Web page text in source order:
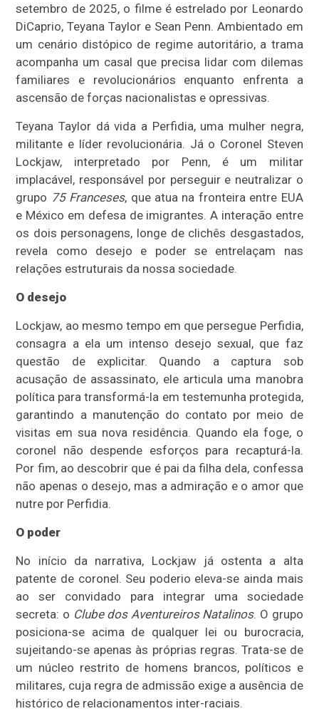
setembro de 2025, o filme é estrelado por Leonardo
DiCaprio, Teyana Taylor e Sean Penn. Ambientado em
um cenário distópico de regime autoritário, a trama
acompanha um casal que precisa lidar com dilemas
familiares e revolucionários enquanto enfrenta a
ascensão de forças nacionalistas e opressivas.
Teyana Taylor dá vida a Perfidia, uma mulher negra,
militante e líder revolucionária. Já o Coronel Steven
Lockjaw, interpretado por Penn, é um militar
implacável, responsável por perseguir e neutralizar o
grupo 75 Franceses, que atua na fronteira entre EUA
e México em defesa de imigrantes. A interação entre
os dois personagens, longe de clichês desgastados,
revela como desejo e poder se entrelaçam nas
relações estruturais da nossa sociedade.
O desejo
Lockjaw, ao mesmo tempo em que persegue Perfidia,
consagra a ela um intenso desejo sexual, que faz
questão de explicitar. Quando a captura sob
acusação de assassinato, ele articula uma manobra
política para transformá-la em testemunha protegida,
garantindo a manutenção do contato por meio de
visitas em sua nova residência. Quando ela foge, o
coronel não despende esforços para recapturá-la.
Por fim, ao descobrir que é pai da filha dela, confessa
não apenas o desejo, mas a admiração e o amor que
nutre por Perfidia.
O poder
No início da narrativa, Lockjaw já ostenta a alta
patente de coronel. Seu poderio eleva-se ainda mais
ao ser convidado para integrar uma sociedade
secreta: o Clube dos Aventureiros Natalinos. O grupo
posiciona-se acima de qualquer lei ou burocracia,
sujeitando-se apenas às próprias regras. Trata-se de
um núcleo restrito de homens brancos, políticos e
militares, cuja regra de admissão exige a ausência de
histórico de relacionamentos inter-raciais.